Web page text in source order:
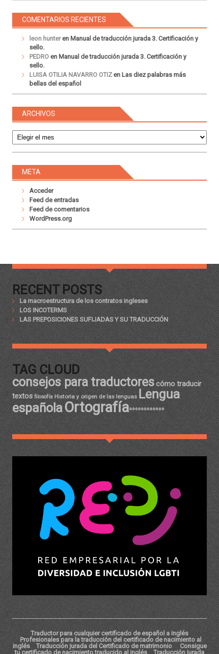
COMENTARIOS RECIENTES
leon hunteren Manual de traducción jurada 3. Certificación y
sello.
PEDRO en Manual de traducción jurada 3. Certificación y
sello.
LUISA OTILIA NAVARRO OTIZ en Las diez palabras más
bellas del español
ARCHIVOS
META
Acceder
Feed de entradas
Feed de comentarios
WordPress.org
RECENT POSTS
La macroestructura de los contratos ingleses
LOS INCOTERMS
LAS PREPOSICIONES SUFIJADAS Y SU TRADUCCIÓN
TAG CLOUD
consejos para traductorescómo traducir
textos filosofía Historia y origen de las lenguas Lengua
españolaOrtografíaºººººººººººº
Traductor para cualquier certificado de español a inglés
Profesionales para la traducción del certificado de nacimiento al
inglés
Traducción jurada del Certificado de matrimonio
Consigue
tu certificado de nacimiento traducido al inglés
Traducción jurada